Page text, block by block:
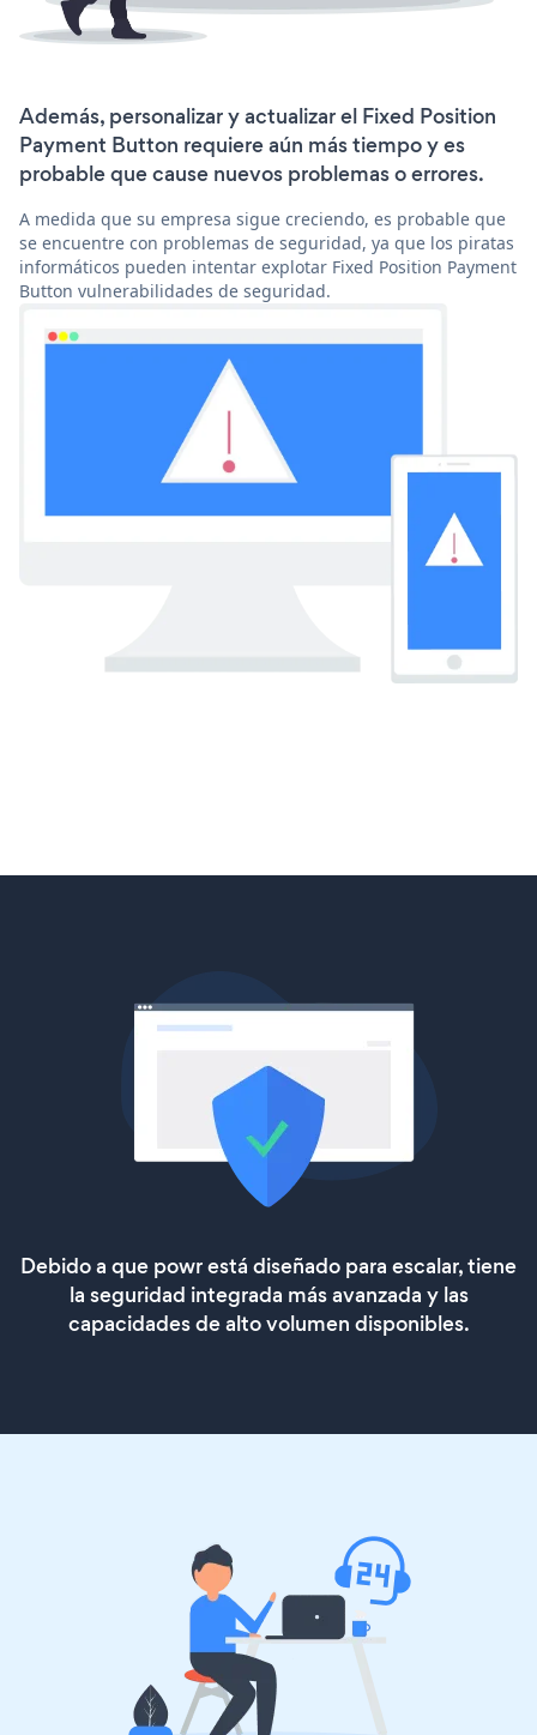
Además, personalizar y actualizar el Fixed Position
Payment Button requiere aún más tiempo y es
probable que cause nuevos problemas o errores.
A medida que su empresa sigue creciendo, es probable que
se encuentre con problemas de seguridad, ya que los piratas
informáticos pueden intentar explotar Fixed Position Payment
Button vulnerabilidades de seguridad.
Debido a que powr está diseñado para escalar, tiene
la seguridad integrada más avanzada y las
capacidades de alto volumen disponibles.